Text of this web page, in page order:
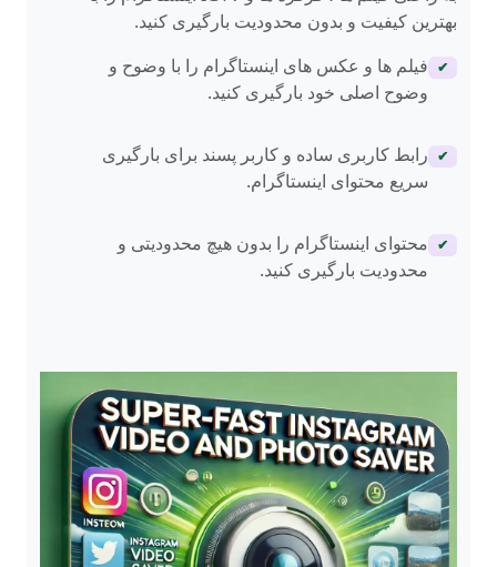
بهترین کیفیت و بدون محدودیت بارگیری کنید.
✔ فیلم ها و عکس های اینستاگرام را با وضوح و
وضوح اصلی خود بارگیری کنید.
✔ رابط کاربری ساده و کاربر پسند برای بارگیری
سریع محتوای اینستاگرام.
✔ محتوای اینستاگرام را بدون هیچ محدودیتی و
محدودیت بارگیری کنید.